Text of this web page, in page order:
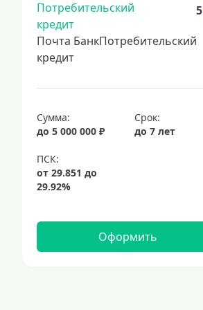
5
Почта БанкПотребительский
кредит
Сумма:
до 5 000 000 ₽
Срок:
до 7 лет
Оформить